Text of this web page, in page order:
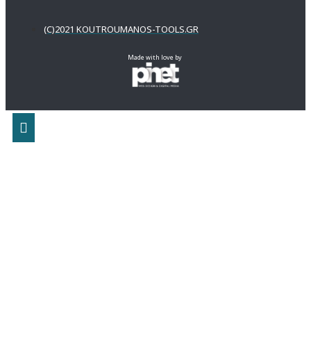
(C)2021 KOUTROUMANOS-TOOLS.GR
Made with love by